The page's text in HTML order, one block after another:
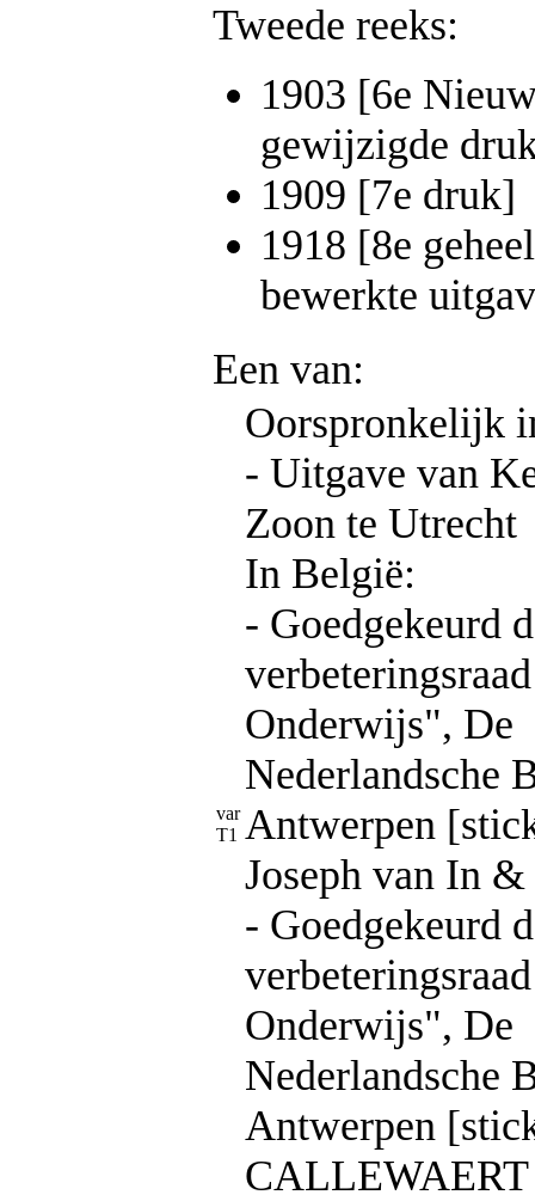
Tweede reeks:
1903 [6e
gewijzigde
1909 [7e druk]
1918 [8e
bewerkte
Een van:
var
T1
Oorspronkelijk
- Uitgave van
Zoon te Utrecht
In België:
- Goedgekeurd
Onderwijs", De
Nederlandsche
Antwerpen
Joseph van In
- Goedgekeurd
Onderwijs", De
Nederlandsche
Antwerpen
CALLEWAERT